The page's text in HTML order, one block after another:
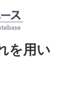
を用い